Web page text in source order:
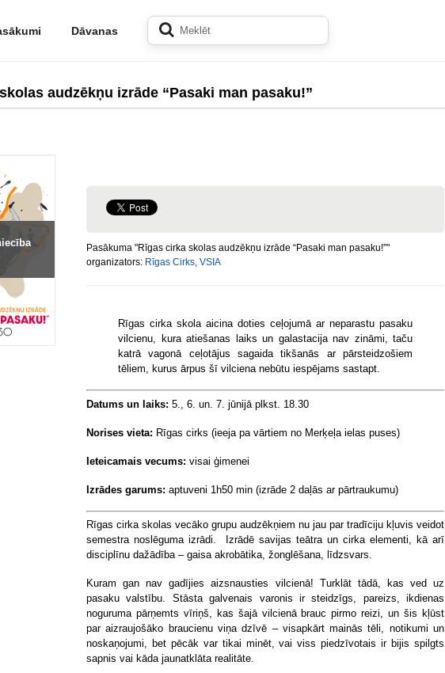
Dāvanas
audzēkņu izrāde “Pasaki man pasaku!”
Pasākuma "Rīgas cirka skolas audzēkņu izrāde “Pasaki man pasaku!”"
organizators: Rīgas Cirks, VSIA
Rīgas cirka skola aicina doties ceļojumā ar neparastu pasaku
vilcienu, kura atiešanas laiks un galastacija nav zināmi, taču
katrā vagonā ceļotājus sagaida tikšanās ar pārsteidzošiem
tēliem, kurus ārpus šī vilciena nebūtu iespējams sastapt.
Datums un laiks: 5., 6. un. 7. jūnijā plkst. 18.30
Norises vieta: Rīgas cirks (ieeja pa vārtiem no Merķeļa ielas puses)
Ieteicamais vecums: visai ģimenei
Izrādes garums: aptuveni 1h50 min (izrāde 2 daļās ar pārtraukumu)
Rīgas cirka skolas vecāko grupu audzēkņiem nu jau par tradīciju kļuvis veidot
semestra noslēguma izrādi. Izrādē savijas teātra un cirka elementi, kā arī
disciplīnu dažādība – gaisa akrobātika, žonglēšana, līdzsvars.
Kuram gan nav gadījies aizsnausties vilcienā! Turklāt tādā, kas ved uz
pasaku valstību. Stāsta galvenais varonis ir steidzīgs, pareizs, ikdienas
noguruma pārņemts vīriņš, kas šajā vilcienā brauc pirmo reizi, un šis kļūst
par aizraujošāko braucienu viņa dzīvē – visapkārt mainās tēli, notikumi un
noskaņojumi, bet pēcāk var tikai minēt, vai viss piedzīvotais ir bijis spilgts
sapnis vai kāda jaunatklāta realitāte.